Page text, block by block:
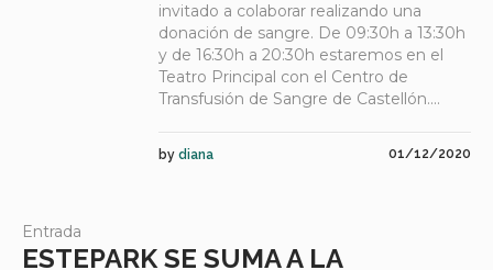
invitado a colaborar realizando una
donación de sangre. De 09:30h a 13:30h
y de 16:30h a 20:30h estaremos en el
Teatro Principal con el Centro de
Transfusión de Sangre de Castellón....
01/12/2020
by diana
Entrada
ESTEPARK SE SUMA A LA